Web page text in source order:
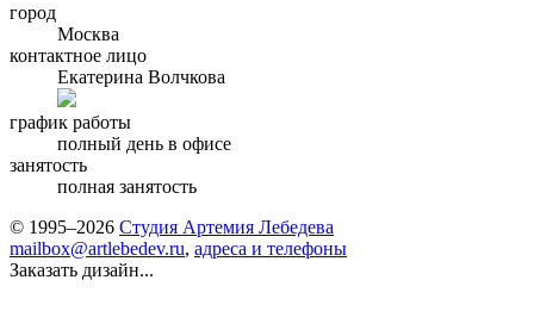
город
Москва
контактное лицо
Екатерина Волчкова
график работы
полный день в офисе
занятость
полная занятость
© 1995–2026 Студия Артемия Лебедева
mailbox@artlebedev.ru, адреса и телефоны
Заказать дизайн...